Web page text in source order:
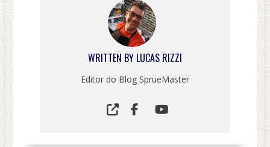
WRITTEN BY LUCAS RIZZI
Editor do Blog SprueMaster